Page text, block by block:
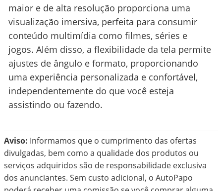
maior e de alta resolução proporciona uma
visualização imersiva, perfeita para consumir
conteúdo multimídia como filmes, séries e
jogos. Além disso, a flexibilidade da tela permite
ajustes de ângulo e formato, proporcionando
uma experiência personalizada e confortável,
independentemente do que você esteja
assistindo ou fazendo.
Aviso: Informamos que o cumprimento das ofertas
divulgadas, bem como a qualidade dos produtos ou
serviços adquiridos são de responsabilidade exclusiva
dos anunciantes. Sem custo adicional, o AutoPapo